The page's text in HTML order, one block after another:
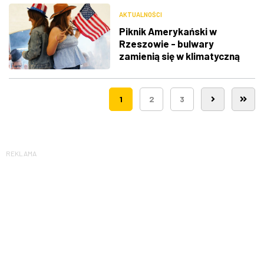
AKTUALNOŚCI
Piknik Amerykański w
Rzeszowie - bulwary
zamienią się w klimatyczną
1 2 3
REKLAMA